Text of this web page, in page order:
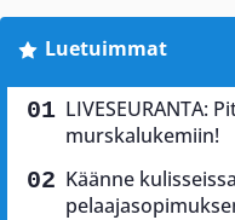
Luetuimmat
LIVESEURANTA:
murskalukemiin!
Käänne